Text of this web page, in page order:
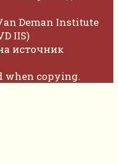
Deman Institute
IIS)
источник
when copying.